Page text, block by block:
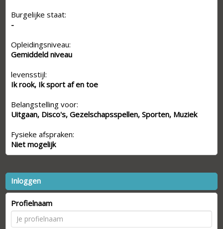
Burgelijke staat:
-
Opleidingsniveau:
Gemiddeld niveau
levensstijl:
Ik rook, Ik sport af en toe
Belangstelling voor:
Uitgaan, Disco's, Gezelschapsspellen, Sporten, Muziek
Fysieke afspraken:
Niet mogelijk
Inloggen
Profielnaam